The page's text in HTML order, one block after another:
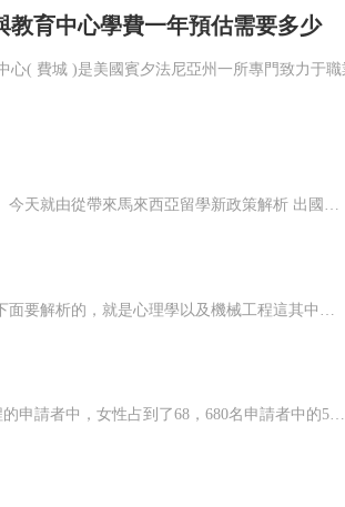
教育中心學費一年預估需要多少
根據UCAS最近發布的一份報告，在最近申請2020年10月15日截止日期的英國大學課程的申請者中，女性占到了68，680名申請者中的55%。盡管如此，女性的整體收入潛力仍低于男性。在他們的研究中，倫敦政治經濟學院發現“女性傾向于選擇與男性一樣具有學術選擇性的課程，但相關收入較低”。這是為什么呢？這至...